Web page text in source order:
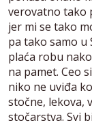
verovatno tako
jer mi se tako
pa tako samo u
plaća robu
na pamet. Ceo
niko ne uviđa
stočne, lekova,
stočarstva. Svi